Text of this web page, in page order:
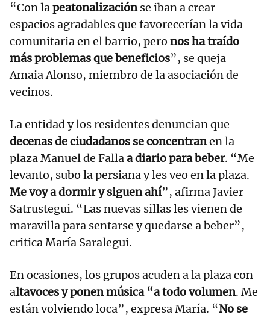
“Con lapeatonalizaciónse iban a crear
espacios agradables que favorecerían la vida
comunitaria en el barrio, pero nos ha traído
más problemas que beneficios”, se queja
Amaia Alonso, miembro de la asociación de
vecinos.
La entidad y los residentes denuncian que
decenas de ciudadanos se concentranen la
plaza Manuel de Fallaa diario para beber. “Me
levanto, subo la persiana y les veo en la plaza.
Me voy a dormir y siguen ahí”, afirma Javier
Satrustegui. “Las nuevas sillas les vienen de
maravilla para sentarse y quedarse a beber”,
critica María Saralegui.
En ocasiones, los grupos acuden a la plaza con
altavoces y ponen música “a todo volumen. Me
están volviendo loca”, expresa María. “No se